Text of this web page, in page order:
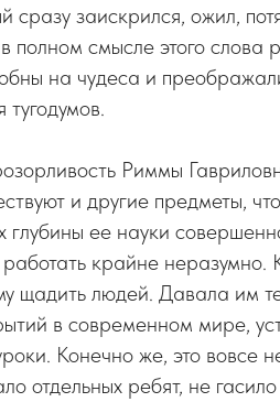
сразу заискрился, ожил,
смысле этого слова
на чудеса и
Риммы
и другие предметы,
глубины ее науки
крайне неразумно.
щадить людей. Давала им
в современном мире,
Конечно же, это вовсе
отдельных ребят, не